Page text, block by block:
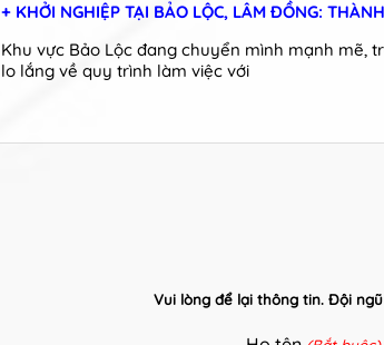
+ KHỞI NGHIỆP TẠI BẢO LỘC, LÂM ĐỒNG:
Khu vực Bảo Lộc đang chuyển mình mạnh mẽ,
lo lắng về quy trình làm việc với
Vui lòng để lại thông tin. Đội